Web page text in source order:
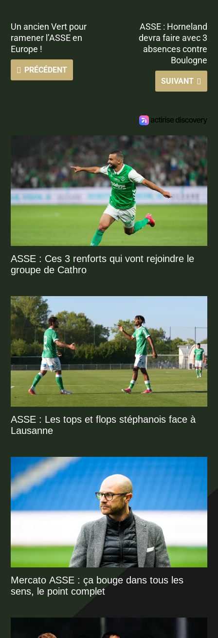
Un ancien Vert pour
ramener l’ASSE en
Europe !
PRÉCÉDENT
ASSE : Horneland
devra faire avec 3
absences contre
Boulogne
SUIVANT
ASSE : Ces 3 renforts qui vont rejoindre le
groupe de Cathro
ASSE : Les tops et flops stéphanois face à
Lausanne
Mercato ASSE : ça bouge dans tous les
sens, le point complet